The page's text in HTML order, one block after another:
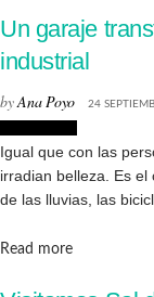
Un garaje
industrial
byAna Poyo 24
Igual que con las
irradian belleza. Es
de las lluvias, las
Read moreDetails